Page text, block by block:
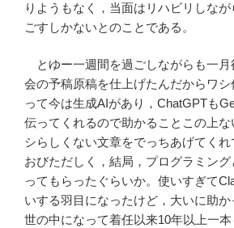
りようもなく，当面はリハビリしな
ごすしかないとのことである。
とゆー一週間を過ごしながらも一月
会の予稿原稿を仕上げたんだからワ
って今は生成AIがあり，ChatGPTも
伝ってくれるので助かることこの上
シらしくない文章をでっちあげてくれ
おびただしく，結局，プログラミン
ってもらったぐらいか。使いすぎて
いする羽目になったけど，大いに助
世の中になって着任以来10年以上一